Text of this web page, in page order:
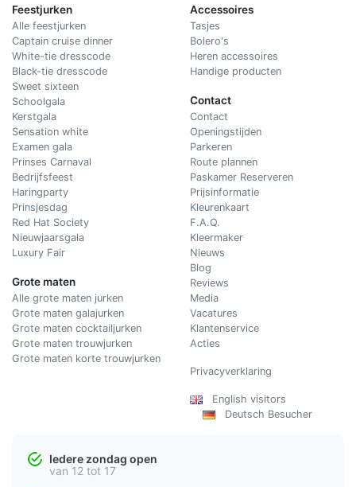
Feestjurken
Alle feestjurken
Captain cruise dinner
White-tie dresscode
Black-tie dresscode
Sweet sixteen
Schoolgala
Kerstgala
Sensation white
Examen gala
Prinses Carnaval
Bedrijfsfeest
Haringparty
Prinsjesdag
Red Hat Society
Nieuwjaarsgala
Luxury Fair
Grote maten
Alle grote maten jurken
Grote maten galajurken
Grote maten cocktailjurken
Grote maten trouwjurken
Grote maten korte trouwjurken
Accessoires
Tasjes
Bolero's
Heren accessoires
Handige producten
Contact
Contact
Openingstijden
Parkeren
Route plannen
Paskamer Reserveren
Prijsinformatie
Kleurenkaart
F.A.Q.
Kleermaker
Nieuws
Blog
Reviews
Media
Vacatures
Klantenservice
Acties
Privacyverklaring
English visitors
Deutsch Besucher
Iedere zondag open
van 12 tot 17